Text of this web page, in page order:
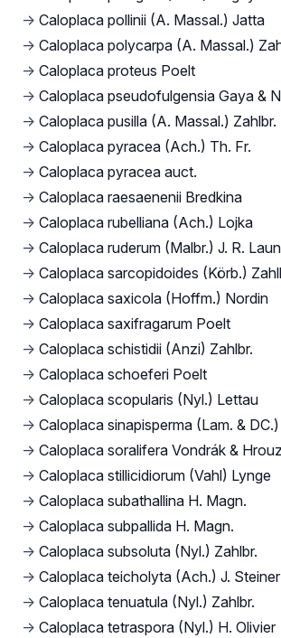
→ Caloplaca pollinii (A. Massal.) Jatta
→ Caloplaca polycarpa (A. Massal.)
→ Caloplaca proteus Poelt
→ Caloplaca pseudofulgensia Gaya &
→ Caloplaca pusilla (A. Massal.) Zahlbr.
→ Caloplaca pyracea (Ach.) Th. Fr.
→ Caloplaca pyracea auct.
→ Caloplaca raesaenenii Bredkina
→ Caloplaca rubelliana (Ach.) Lojka
→ Caloplaca ruderum (Malbr.) J. R.
→ Caloplaca sarcopidoides (Körb.)
→ Caloplaca saxicola (Hoffm.) Nordin
→ Caloplaca saxifragarum Poelt
→ Caloplaca schistidii (Anzi) Zahlbr.
→ Caloplaca schoeferi Poelt
→ Caloplaca scopularis (Nyl.) Lettau
→ Caloplaca sinapisperma (Lam. &
→ Caloplaca soralifera Vondrák &
→ Caloplaca stillicidiorum (Vahl) Lynge
→ Caloplaca subathallina H. Magn.
→ Caloplaca subpallida H. Magn.
→ Caloplaca subsoluta (Nyl.) Zahlbr.
→ Caloplaca teicholyta (Ach.) J. Steiner
→ Caloplaca tenuatula (Nyl.) Zahlbr.
→ Caloplaca tetraspora (Nyl.) H. Olivier